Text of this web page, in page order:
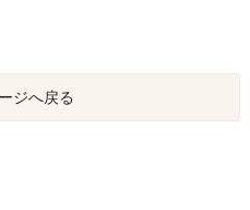
ジへ戻る